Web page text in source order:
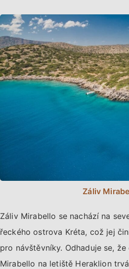
Záliv
Záliv Mirabello se nachází na
řeckého ostrova Kréta, což jej
pro návštěvníky. Odhaduje se,
Mirabello na letiště Heraklion